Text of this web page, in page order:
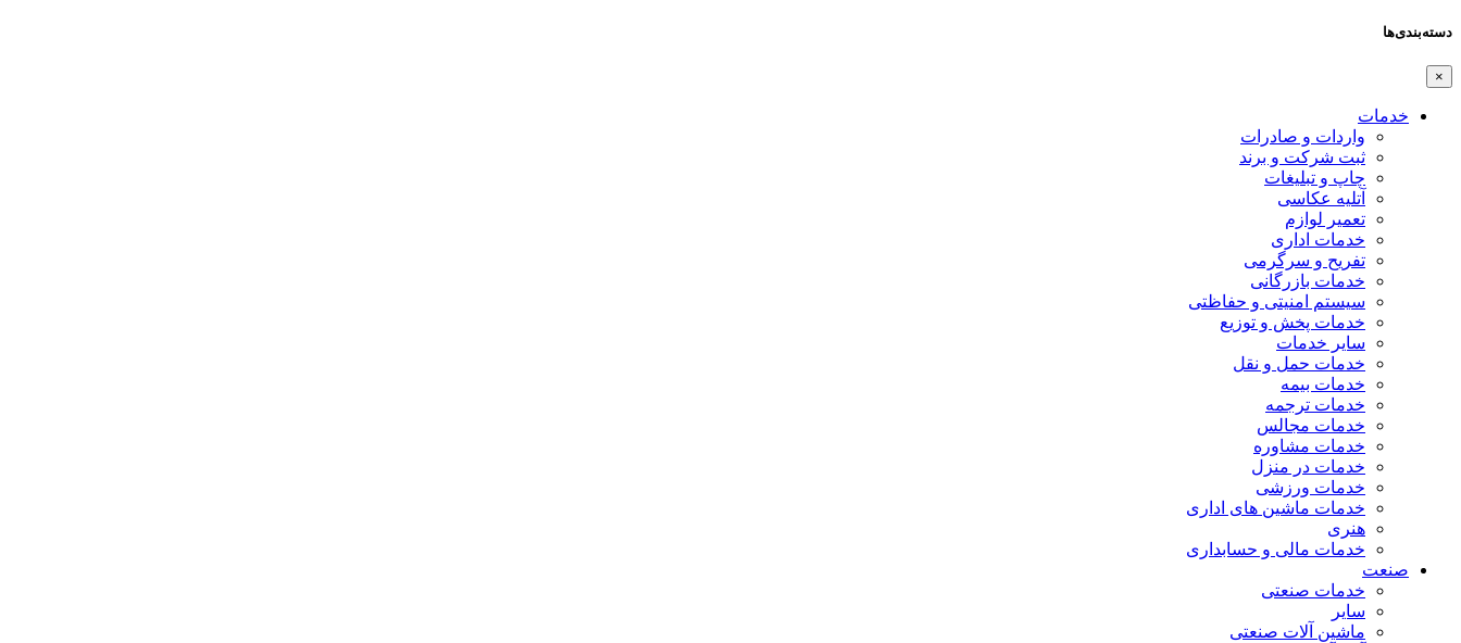
دسته‌بندی‌ها
×
خدمات
واردات و صادرات
ثبت شرکت و برند
چاپ و تبلیغات
آتلیه عکاسی
تعمیر لوازم
خدمات اداری
تفریح و سرگرمی
خدمات بازرگانی
سیستم امنیتی و حفاظتی
خدمات پخش و توزیع
سایر خدمات
خدمات حمل و نقل
خدمات بیمه
خدمات ترجمه
خدمات مجالس
خدمات مشاوره
خدمات در منزل
خدمات ورزشی
خدمات ماشین های اداری
هنری
خدمات مالی و حسابداری
صنعت
خدمات صنعتی
سایر
ماشین آلات صنعتی